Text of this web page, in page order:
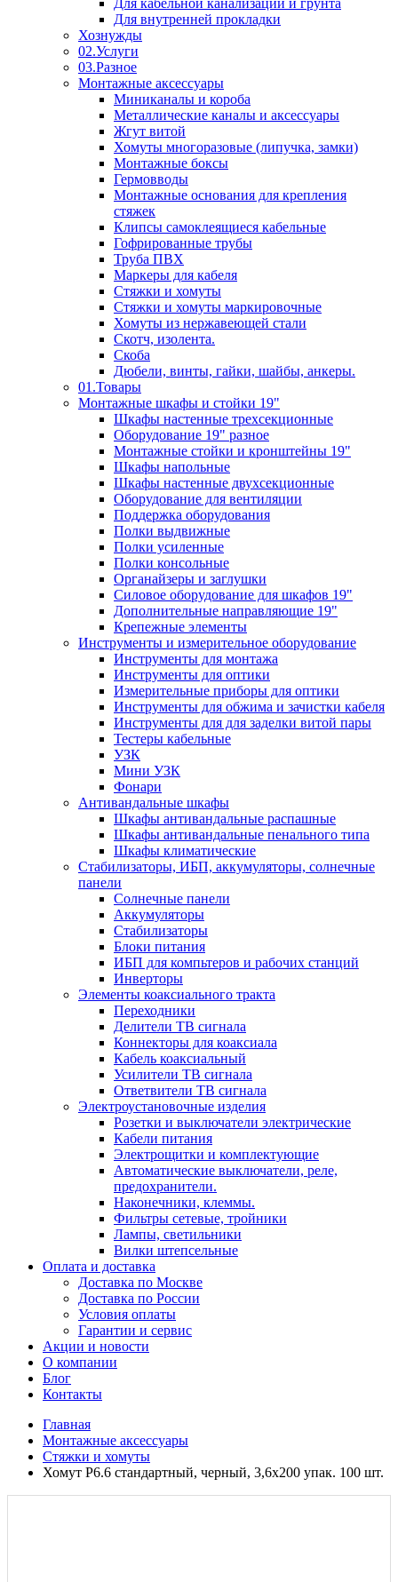
Для кабельной канализации и грунта
Для внутренней прокладки
Хознужды
02.Услуги
03.Разное
Монтажные аксессуары
Миниканалы и короба
Металлические каналы и аксессуары
Жгут витой
Хомуты многоразовые (липучка, замки)
Монтажные боксы
Гермовводы
Монтажные основания для крепления
стяжек
Клипсы самоклеящиеся кабельные
Гофрированные трубы
Труба ПВХ
Маркеры для кабеля
Стяжки и хомуты
Стяжки и хомуты маркировочные
Хомуты из нержавеющей стали
Скотч, изолента.
Скоба
Дюбели, винты, гайки, шайбы, анкеры.
01.Товары
Монтажные шкафы и стойки 19"
Шкафы настенные трехсекционные
Оборудование 19" разное
Монтажные стойки и кронштейны 19"
Шкафы напольные
Шкафы настенные двухсекционные
Оборудование для вентиляции
Поддержка оборудования
Полки выдвижные
Полки усиленные
Полки консольные
Органайзеры и заглушки
Силовое оборудование для шкафов 19"
Дополнительные направляющие 19"
Крепежные элементы
Инструменты и измерительное оборудование
Инструменты для монтажа
Инструменты для оптики
Измерительные приборы для оптики
Инструменты для обжима и зачистки кабеля
Инструменты для для заделки витой пары
Тестеры кабельные
УЗК
Мини УЗК
Фонари
Антивандальные шкафы
Шкафы антивандальные распашные
Шкафы антивандальные пенального типа
Шкафы климатические
Стабилизаторы, ИБП, аккумуляторы, солнечные
панели
Солнечные панели
Аккумуляторы
Стабилизаторы
Блоки питания
ИБП для компьтеров и рабочих станций
Инверторы
Элементы коаксиального тракта
Переходники
Делители ТВ сигнала
Коннекторы для коаксиала
Кабель коаксиальный
Усилители ТВ сигнала
Ответвители ТВ сигнала
Электроустановочные изделия
Розетки и выключатели электрические
Кабели питания
Электрощитки и комплектующие
Автоматические выключатели, реле,
предохранители.
Наконечники, клеммы.
Фильтры сетевые, тройники
Лампы, светильники
Вилки штепсельные
Оплата и доставка
Доставка по Москве
Доставка по России
Условия оплаты
Гарантии и сервис
Акции и новости
О компании
Блог
Контакты
Главная
Монтажные аксессуары
Стяжки и хомуты
Хомут P6.6 стандартный, черный, 3,6х200 упак. 100 шт.